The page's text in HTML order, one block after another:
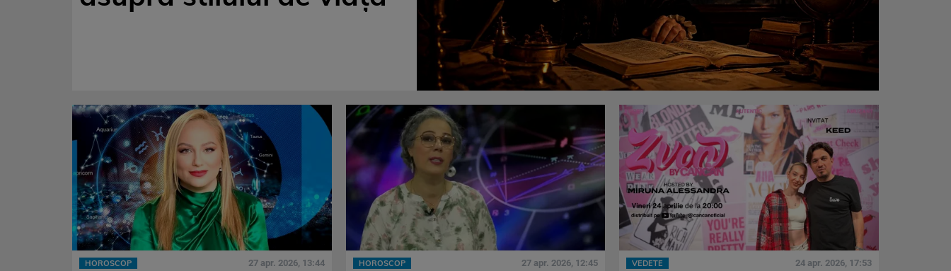
HOROSCOP 27 apr. 2026, 13:44 HOROSCOP 27 apr. 2026, 12:45 VEDETE 24 apr. 2026, 17:53